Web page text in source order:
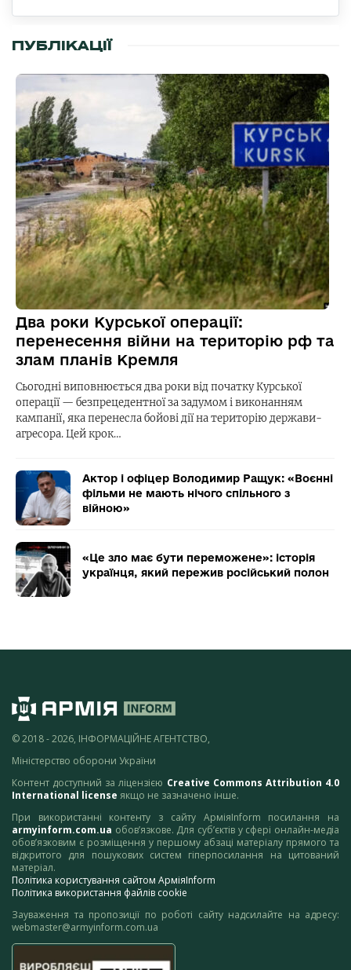
ПУБЛІКАЦІЇ
Два роки Курської операції:
перенесення війни на територію рф та
злам планів Кремля
Сьогодні виповнюється два роки від початку Курської
операції — безпрецедентної за задумом і виконанням
кампанії, яка перенесла бойові дії на територію держави-
агресора. Цей крок…
Актор і офіцер Володимир Ращук: «Воєнні
фільми не мають нічого спільного з
війною»
«Це зло має бути переможене»: історія
українця, який пережив російський полон
© 2018 - 2026, ІНФОРМАЦІЙНЕ АГЕНТСТВО,
Міністерство оборони України
Контент доступний за ліцензією Creative Commons Attribution 4.0
International license якщо не зазначено інше.
При використанні контенту з сайту АрміяInform посилання на
armyinform.com.ua обов’язкове. Для суб’єктів у сфері онлайн-медіа
обов’язковим є розміщення у першому абзаці матеріалу прямого та
відкритого для пошукових систем гіперпосилання на цитований
матеріал.
Політика користування сайтом АрміяInform
Політика використання файлів cookie
Зауваження та пропозиції по роботі сайту надсилайте на адресу:
webmaster@armyinform.com.ua